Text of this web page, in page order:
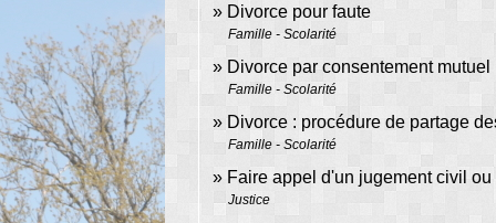
Divorce pour faute
Famille - Scolarité
Divorce par consentement mutuel
Famille - Scolarité
Divorce : procédure de partage
Famille - Scolarité
Faire appel d'un jugement civil
Justice